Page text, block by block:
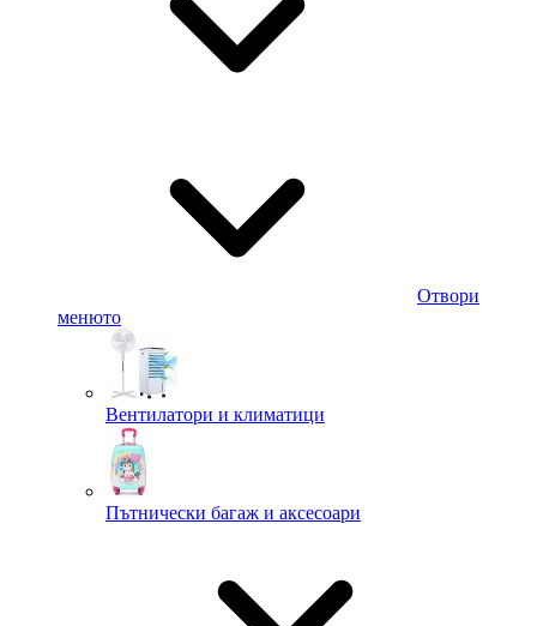
Отвори
менюто
Вентилатори и климатици
Пътнически багаж и аксесоари